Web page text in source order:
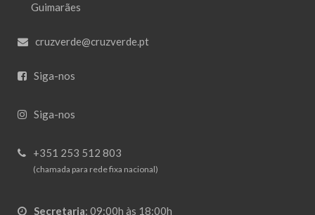
Guimarães
cruzverde@cruzverde.pt
Siga-nos
Siga-nos
+351 253 512 803
(chamada para rede fixa nacional)
Secretaria: 09:00h às 18:00h